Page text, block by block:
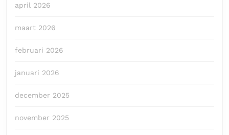
april 2026
maart 2026
februari 2026
januari 2026
december 2025
november 2025